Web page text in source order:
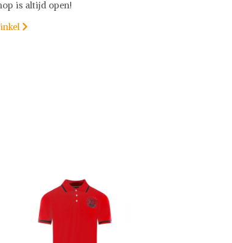
is altijd open!
